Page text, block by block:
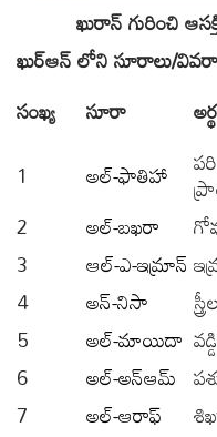
ఖురాన్ గురించి
ఖుర్ఆన్ లోని సూరాలు/
సంఖ్య
సూరా
1
అల్-ఫాతిహా
2
అల్-బఖరా
3
ఆల్-ఎ-ఇమ్రాన్
4
అన్-నిసా
5
అల్-మాయిదా
6
అల్-అన్ఆమ్
7
అల్-ఆరాఫ్